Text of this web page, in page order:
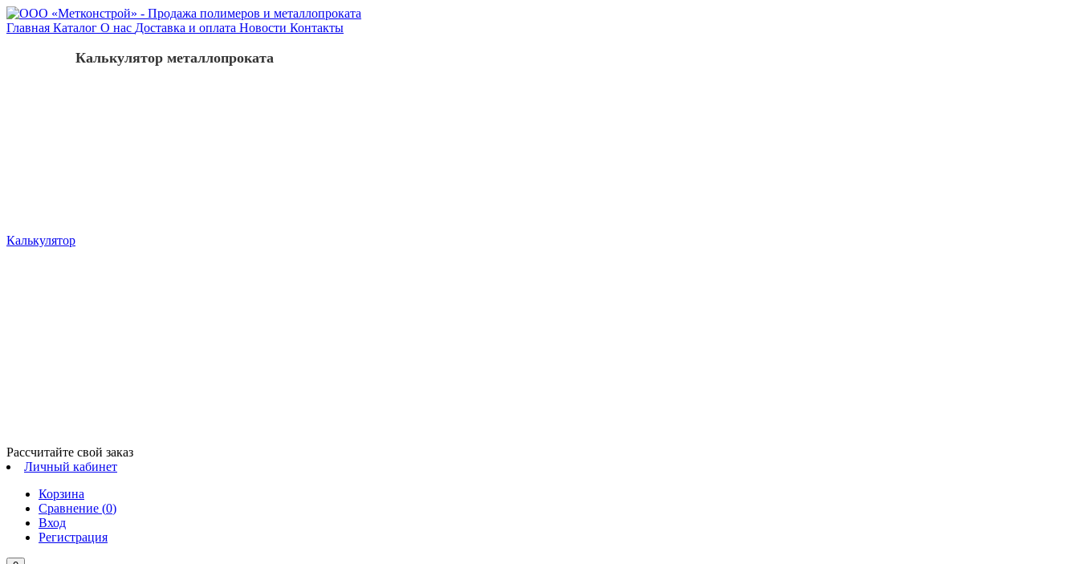
Главная Каталог О нас Доставка и оплата Новости Контакты
Калькулятор
Калькулятор металлопроката
Рассчитайте свой заказ
Личный кабинет
Корзина
Сравнение (0)
Вход
Регистрация